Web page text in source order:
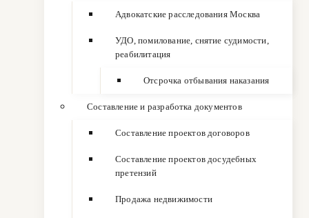
Адвокатские расследования Москва
УДО, помилование, снятие судимости,
реабилитация
Отсрочка отбывания наказания
Составление и разработка документов
Составление проектов договоров
Составление проектов досудебных
претензий
Продажа недвижимости